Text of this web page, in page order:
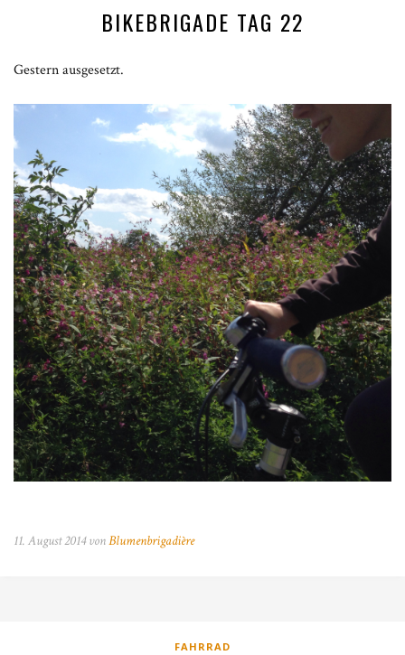
BIKEBRIGADE TAG 22
Gestern ausgesetzt.
11. August 2014 vonBlumenbrigadière
FAHRRAD